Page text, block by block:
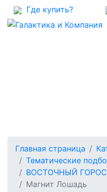
Где купить?
Главная страница
Тематические
ВОСТОЧНЫЙ
Магнит Лошадь